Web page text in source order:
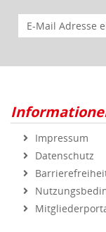
E-Mail für
Impressum
Datenschutz